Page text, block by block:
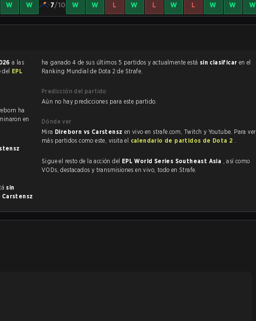
W W 7/10 W W L W L W L W W W
a las
EPL
ha
en
sin
Carstensz
ha ganado 4 de sus últimos 5 partidos y actualmente está sin clasificar en el
Ranking Mundial de Dota 2 de Strafe.
Predicción del partido
Aún no hay predicciones para este partido.
Dónde ver
Mira Direborn vs Carstensz en vivo en strafe.com, Twitch y Youtube. Para ver
más partidos como este, visita el calendario de partidos de Dota 2 .
Sigue el resto de la acción del EPL World Series Southeast Asia , así como
VODs, destacados y transmisiones en vivo, todo en Strafe.